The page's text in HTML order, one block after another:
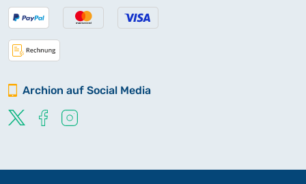
Archion auf Social Media